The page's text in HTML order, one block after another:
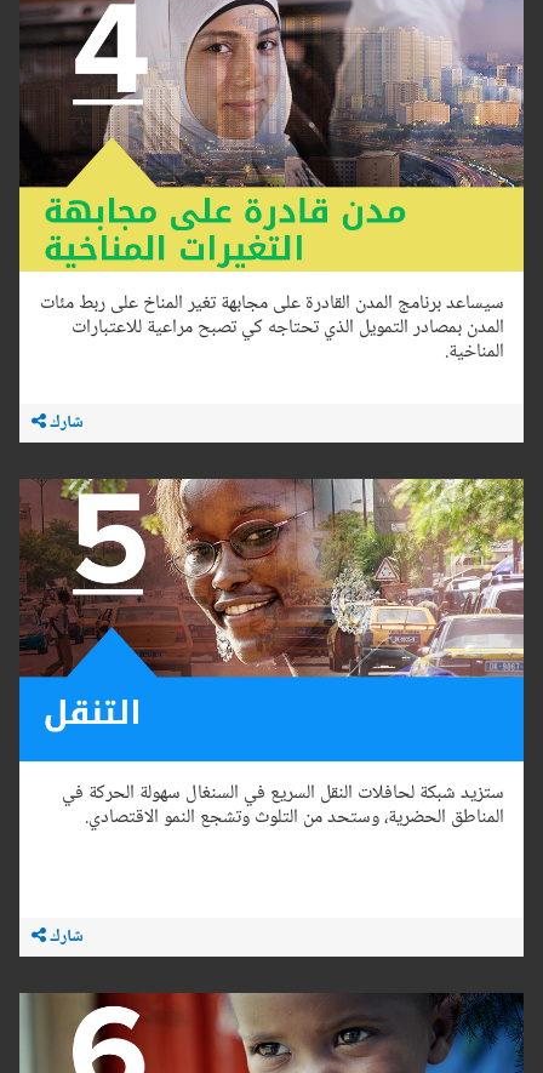
سيساعد برنامج المدن القادرة على مجابهة تغير المناخ على ربط مئات
المدن بمصادر التمويل الذي تحتاجه كي تصبح مراعية للاعتبارات
المناخية.
شارك
ستزيد شبكة لحافلات النقل السريع في السنغال سهولة الحركة في
المناطق الحضرية، وستحد من التلوث وتشجع النمو الاقتصادي.
شارك